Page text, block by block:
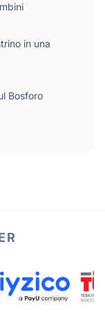
in una
Bosforo